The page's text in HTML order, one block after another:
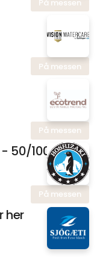
På messen
På messen
På messen
50/100 ml
På messen
her